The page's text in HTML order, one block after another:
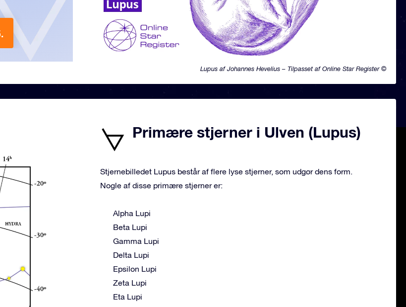
Lupus af Johannes Hevelius – Tilpasset af Online Star Register ©
Primære stjerner i Ulven (Lupus)
Stjernebilledet Lupus består af flere lyse stjerner, som udgør dens form.
Nogle af disse primære stjerner er:
Alpha Lupi
Beta Lupi
Gamma Lupi
Delta Lupi
Epsilon Lupi
Zeta Lupi
Eta Lupi